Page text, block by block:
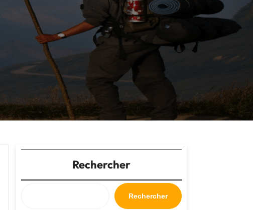
Rechercher
Rechercher